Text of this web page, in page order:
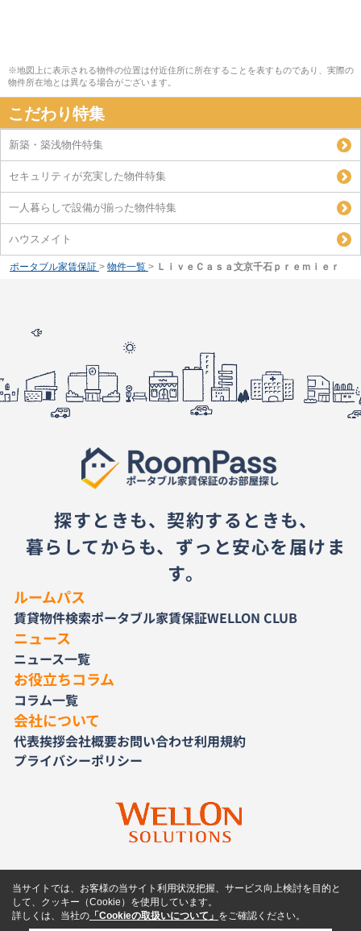
※地図上に表示される物件の位置は付近住所に所在することを表すものであり、実際の
物件所在地とは異なる場合がございます。
こだわり特集
新築・築浅物件特集
セキュリティが充実した物件特集
一人暮らしで設備が揃った物件特集
ハウスメイト
ポータブル家賃保証 > 物件一覧 > ＬｉｖｅＣａｓａ文京千石ｐｒｅｍｉｅｒ
探すときも、契約するときも、
暮らしてからも、ずっと安心を届けま
す。
ルームパス
賃貸物件検索ポータブル家賃保証WELLON CLUB
ニュース
ニュース一覧
お役立ちコラム
コラム一覧
会社について
代表挨拶会社概要お問い合わせ利用規約
プライバシーポリシー
当サイトでは、お客様の当サイト利用状況把握、サービス向上検討を目的と
して、クッキー（Cookie）を使用しています。
詳しくは、当社の 「Cookieの取扱いについて」 をご確認ください。